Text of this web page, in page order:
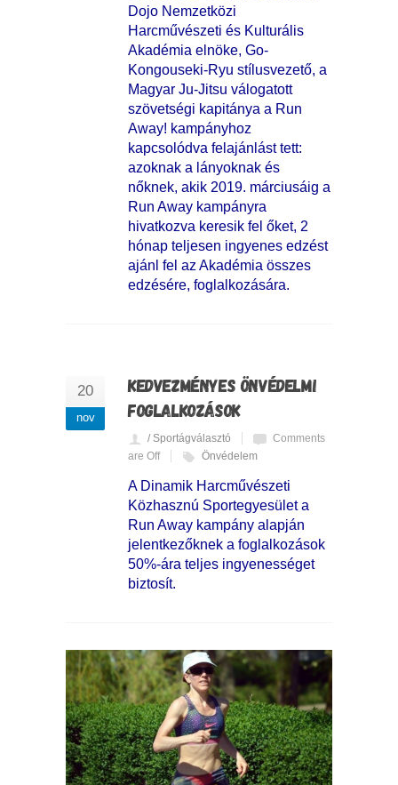
Dojo Nemzetközi
Harcművészeti és Kulturális
Akadémia elnöke, Go-
Kongouseki-Ryu stílusvezető, a
Magyar Ju-Jitsu válogatott
szövetségi kapitánya a Run
Away! kampányhoz
kapcsolódva felajánlást tett:
azoknak a lányoknak és
nőknek, akik 2019. márciusáig a
Run Away kampányra
hivatkozva keresik fel őket, 2
hónap teljesen ingyenes edzést
ajánl fel az Akadémia összes
edzésére, foglalkozására.
20
nov
KEDVEZMÉNYES ÖNVÉDELMI
FOGLALKOZÁSOK
/ Sportágválasztó
Comments
are Off
Önvédelem
A Dinamik Harcművészeti
Közhasznú Sportegyesület a
Run Away kampány alapján
jelentkezőknek a foglalkozások
50%-ára teljes ingyenességet
biztosít.